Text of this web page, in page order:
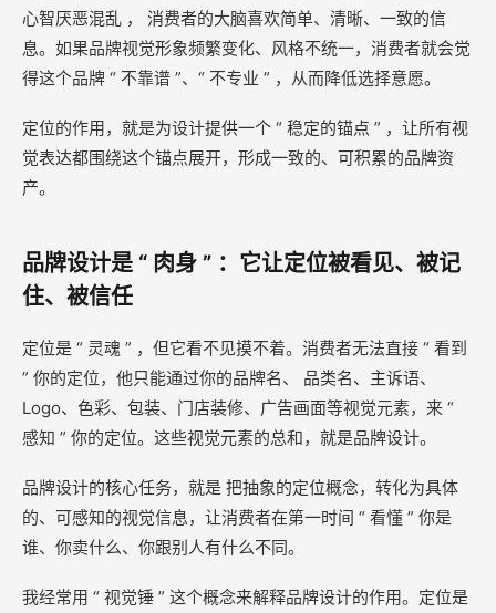
心智厌恶混乱 ， 消费者的大脑喜欢简单、清晰、一致的信
息。如果品牌视觉形象频繁变化、风格不统一，消费者就会觉
得这个品牌 “ 不靠谱 ”、“ 不专业 ” ，从而降低选择意愿。
定位的作用，就是为设计提供一个 “ 稳定的锚点 ” ，让所有视
觉表达都围绕这个锚点展开，形成一致的、可积累的品牌资
产。
品牌设计是 “ 肉身 ” ：它让定位被看见、被记
住、被信任
定位是 “ 灵魂 ” ，但它看不见摸不着。消费者无法直接 “ 看到
” 你的定位，他只能通过你的品牌名、 品类名、主诉语、
Logo、色彩、包装、门店装修、广告画面等视觉元素，来 “
感知 ” 你的定位。这些视觉元素的总和，就是品牌设计。
品牌设计的核心任务，就是 把抽象的定位概念，转化为具体
的、可感知的视觉信息，让消费者在第一时间 “ 看懂 ” 你是
谁、你卖什么、你跟别人有什么不同。
我经常用 “ 视觉锤 ” 这个概念来解释品牌设计的作用。定位是